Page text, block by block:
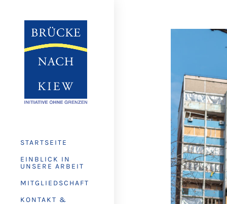
STARTSEITE
EINBLICK IN
UNSERE ARBEIT
MITGLIEDSCHAFT
KONTAKT &